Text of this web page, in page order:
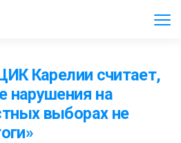
Карелии считает,
нарушения на
выборах не